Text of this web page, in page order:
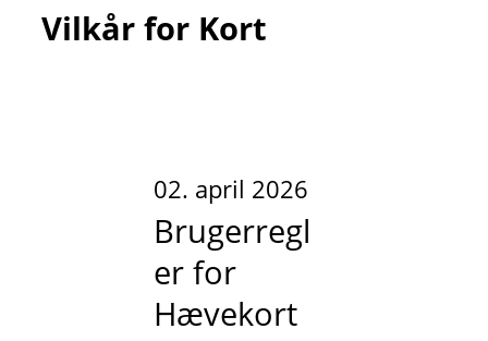
Vilkår for Kort
02. april 2026
Brugerregl
er for
Hævekort